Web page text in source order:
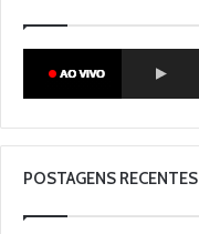
POSTAGENS RECENTES